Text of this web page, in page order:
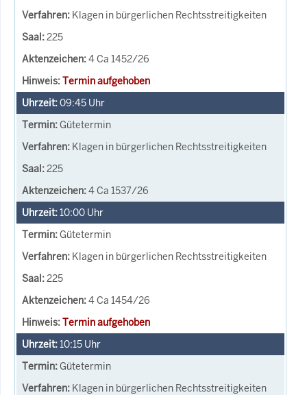
Klagen in bürgerlichen Rechtsstreitigkeiten
225
4 Ca 1452/26
Termin aufgehoben
09:45 Uhr
Gütetermin
Klagen in bürgerlichen Rechtsstreitigkeiten
225
4 Ca 1537/26
10:00 Uhr
Gütetermin
Klagen in bürgerlichen Rechtsstreitigkeiten
225
4 Ca 1454/26
Termin aufgehoben
10:15 Uhr
Gütetermin
Klagen in bürgerlichen Rechtsstreitigkeiten